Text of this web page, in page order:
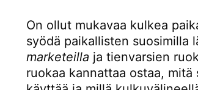
On ollut mukavaa kulkea
syödä paikallisten suosimilla
marketeilla ja tienvarsien
ruokaa kannattaa ostaa,